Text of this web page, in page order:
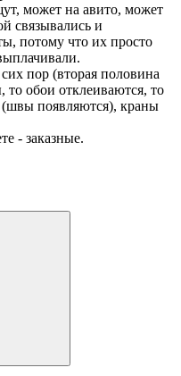
может на авито, может
связывались и
потому что их просто
пор (вторая половина
обои отклеиваются, то
(швы появляются), краны
- заказные.